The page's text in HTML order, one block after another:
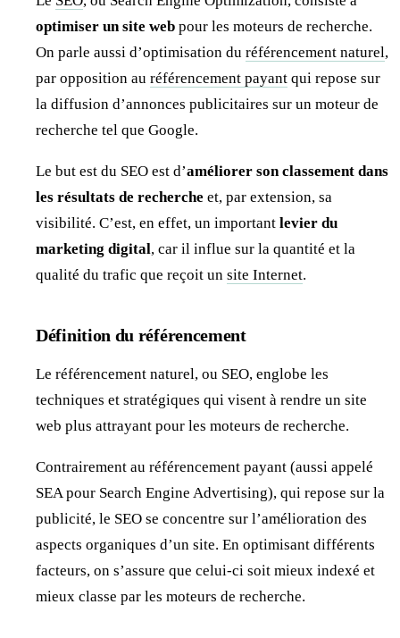
optimiser un site web pour les moteurs de recherche.
On parle aussi d’optimisation du référencement naturel,
par opposition au référencement payant qui repose sur
la diffusion d’annonces publicitaires sur un moteur de
recherche tel que Google.
Le but est du SEO est d’améliorer son classement dans
les résultats de recherche et, par extension, sa
visibilité. C’est, en effet, un important levier du
marketing digital, car il influe sur la quantité et la
qualité du trafic que reçoit un site Internet.
Définition du référencement
Le référencement naturel, ou SEO, englobe les
techniques et stratégiques qui visent à rendre un site
web plus attrayant pour les moteurs de recherche.
Contrairement au référencement payant (aussi appelé
SEA pour Search Engine Advertising), qui repose sur la
publicité, le SEO se concentre sur l’amélioration des
aspects organiques d’un site. En optimisant différents
facteurs, on s’assure que celui-ci soit mieux indexé et
mieux classe par les moteurs de recherche.